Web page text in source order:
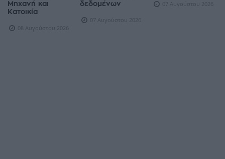
Μηχανή και
Κατοικία
08 Αυγούστου 2026
δεδομένων
07 Αυγούστου 2026
07 Αυγούστου 2026